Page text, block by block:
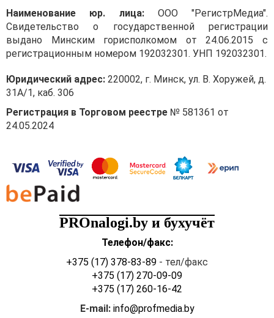
Наименование юр. лица:ООО "РегистрМедиа".
Свидетельство о государственной регистрации
выдано Минским горисполкомом от 24.06.2015 с
регистрационным номером 192032301. УНП 192032301.
Юридический адрес: 220002, г. Минск, ул. В. Хоружей, д.
31А/1, каб. 306
Регистрация в Торговом реестре № 581361 от
24.05.2024
PROnalogi.by и бухучёт
Телефон/факс:
+375 (17) 378-83-89 - тел/факс
+375 (17) 270-09-09
+375 (17) 260-16-42
E-mail: info@profmedia.by